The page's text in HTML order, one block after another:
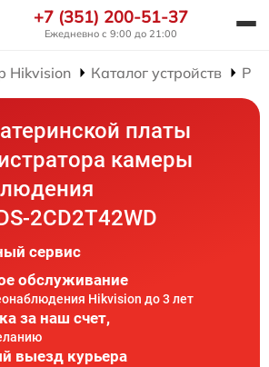
+7 (351) 200-51-37
Ежедневно с 9:00 до 21:00
Hikvision Каталог устройств
платы
камеры
2CD2T42WD
сервис
обслуживание
Hikvision до 3 лет
за наш счет,
выезд курьера